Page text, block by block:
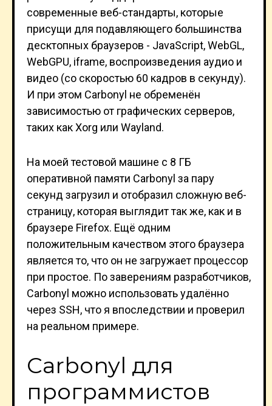
современные веб-стандарты, которые
присущи для подавляющего большинства
десктопных браузеров - JavaScript, WebGL,
WebGPU, iframe, воспроизведения аудио и
видео (со скоростью 60 кадров в секунду).
И при этом Carbonyl не обременён
зависимостью от графических серверов,
таких как Xorg или Wayland.
На моей тестовой машине с 8 ГБ
оперативной памяти Carbonyl за пару
секунд загрузил и отобразил сложную веб-
страницу, которая выглядит так же, как и в
браузере Firefox. Ещё одним
положительным качеством этого браузера
является то, что он не загружает процессор
при простое. По заверениям разработчиков,
Carbonyl можно использовать удалённо
через SSH, что я впоследствии и проверил
на реальном примере.
Carbonyl для
программистов